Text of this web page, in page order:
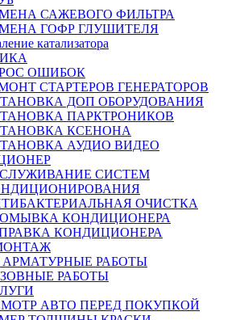
САЖЕВОГО ФИЛЬТРА
ГОФР ГЛУШИТЕЛЯ
катализатора
ОШИБОК
СТАРТЕРОВ ГЕНЕРАТОРОВ
ДОП ОБОРУДОВАНИЯ
ПАРКТРОНИКОВ
КСЕНОНА
АУДИО ВИДЕО
СИСТЕМ
ОЧИСТКА
КОНДИЦИОНЕРА
КОНДИЦИОНЕРА
АРМАТУРНЫЕ РАБОТЫ
РАБОТЫ
АВТО ПЕРЕД ПОКУПКОЙ